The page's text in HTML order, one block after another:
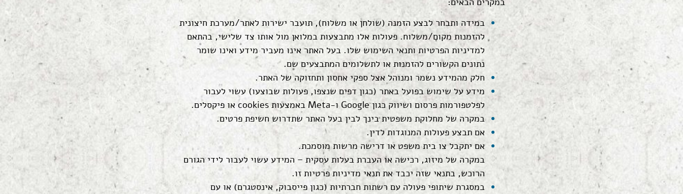
במידה ותבחר לבצע הזמנה (שולחן או משלוח), תועבר ישירות לאתר/מערכת חיצונית
להזמנות מקום/משלוח. פעולות אלו מתבצעות במלואן מול אותו צד שלישי, בהתאם
למדיניות הפרטיות ותנאי השימוש שלו. בעל האתר אינו מעביר מידע ואינו שומר
נתונים הקשורים להזמנות או לתשלומים המתבצעים שם.
חלק מהמידע נשמר ומנוהל אצל ספקי אחסון ותחזוקה של האתר.
מידע על שימוש בפועל באתר (כגון דפים שנצפו, פעולות שבוצעו) עשוי לעבור
לפלטפורמות פרסום ושיווק כגון Google ו-Meta באמצעות cookies או פיקסלים.
במקרה של מחלוקת משפטית בינך לבין בעל האתר שתדרוש חשיפת פרטים.
אם תבצע פעולות המנוגדות לדין.
אם יתקבל צו בית משפט או דרישה מרשות מוסמכת.
במקרה של מיזוג, רכישה או העברת בעלות עסקית – המידע עשוי לעבור לידי הגורם
הרוכש, בתנאי שזה יכבד את תנאי מדיניות פרטיות זו.
במסגרת שיתופי פעולה עם רשתות חברתיות (כגון פייסבוק, אינסטגרם) או עם